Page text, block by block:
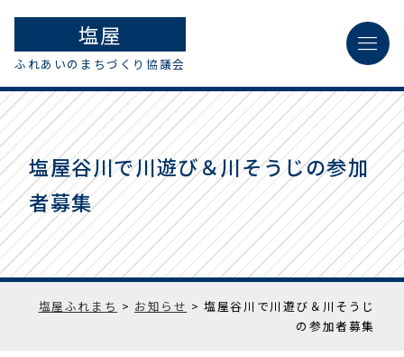
塩屋
ふれあいのまちづくり協議会
menu
塩屋谷川で川遊び＆川そうじの参加
者募集
塩屋ふれまち > お知らせ >塩屋谷川で川遊び＆川そうじ
の参加者募集